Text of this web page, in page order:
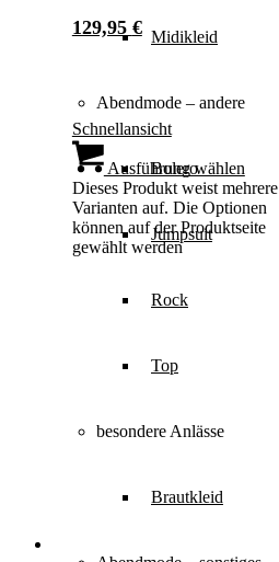
Midikleid
Abendmode – andere
Bolero
Jumpsuit
Rock
Top
besondere Anlässe
Brautkleid
129,95 €
Schnellansicht
Ausführung wählen
Dieses Produkt weist mehrere
Varianten auf. Die Optionen
können auf der Produktseite
gewählt werden